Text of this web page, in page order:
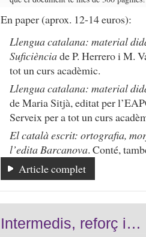
En paper (aprox. 12-14 euros):
Llengua catalana: material
Suficiènciade P. Herrero i M.
tot un curs acadèmic.
Llengua catalana: material
de Maria Sitjà, editat per
Serveix per a tot un curs
El català escrit: ortografia,
l’edita Barcanova. Conté,
Article complet
Intermedis, reforç i…